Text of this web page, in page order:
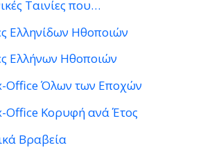
Ταινίες που…
Ελληνίδων Ηθοποιών
Ελλήνων Ηθοποιών
Office Όλων των Εποχών
Office Κορυφή ανά Έτος
Βραβεία